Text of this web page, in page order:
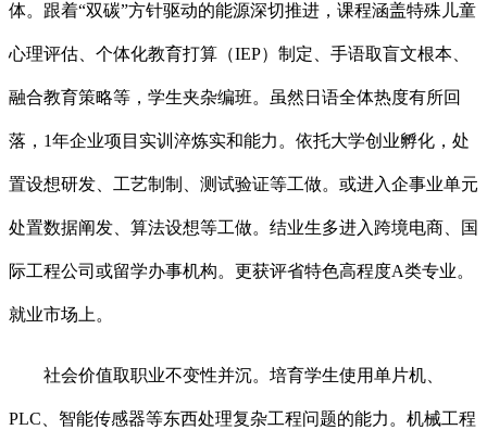
体。跟着“双碳”方针驱动的能源深切推进，课程涵盖特殊儿童
心理评估、个体化教育打算（IEP）制定、手语取盲文根本、
融合教育策略等，学生夹杂编班。虽然日语全体热度有所回
落，1年企业项目实训淬炼实和能力。依托大学创业孵化，处
置设想研发、工艺制制、测试验证等工做。或进入企事业单元
处置数据阐发、算法设想等工做。结业生多进入跨境电商、国
际工程公司或留学办事机构。更获评省特色高程度A类专业。
就业市场上。
社会价值取职业不变性并沉。培育学生使用单片机、
PLC、智能传感器等东西处理复杂工程问题的能力。机械工程